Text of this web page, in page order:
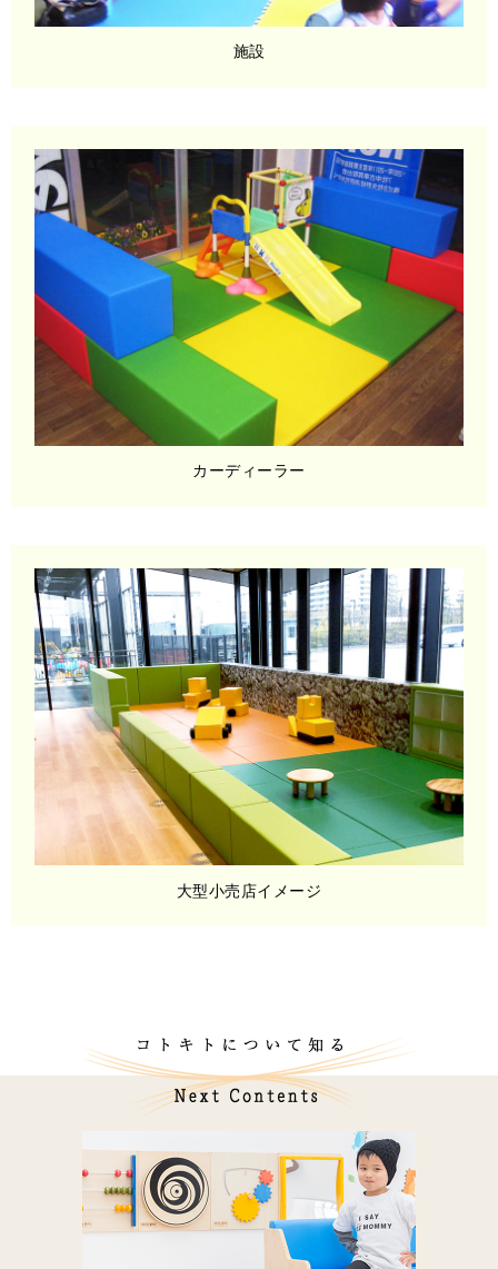
施設
カーディーラー
大型小売店イメージ